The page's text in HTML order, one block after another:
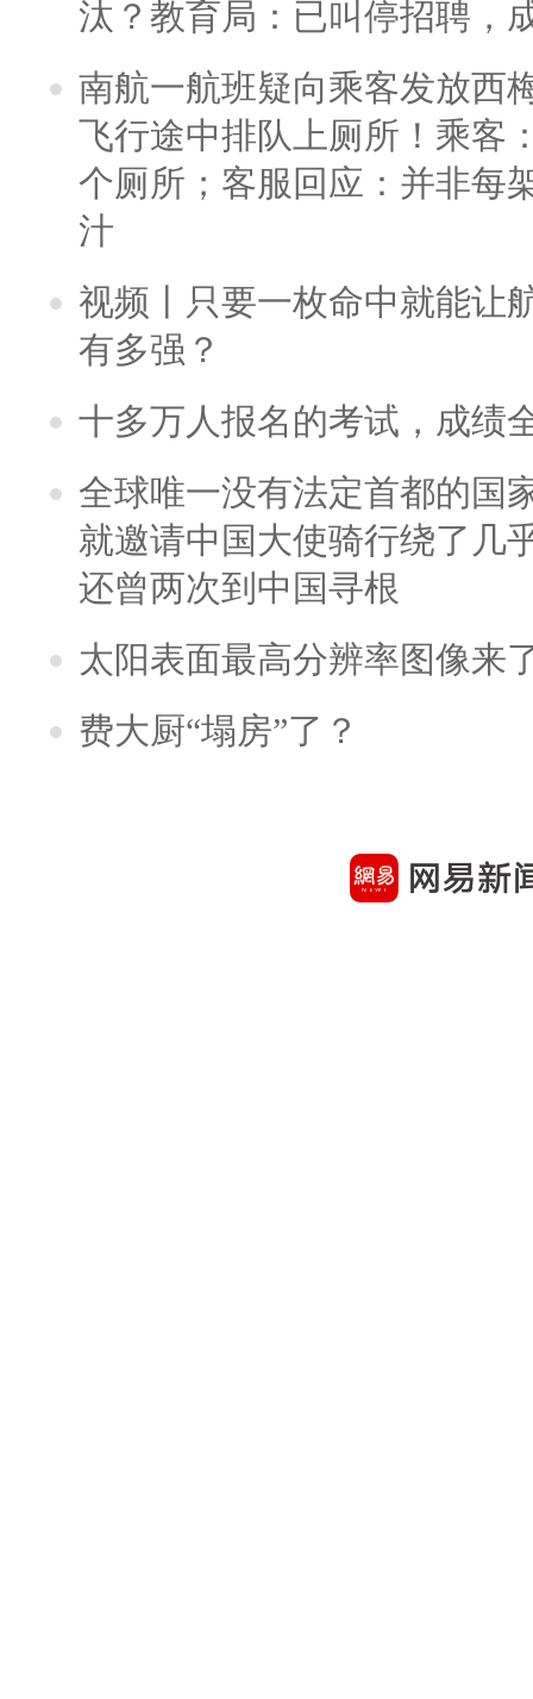
汰？教育局：已叫停招聘，
南航一航班疑向乘客发放西
飞行途中排队上厕所！乘客
个厕所；客服回应：并非每
汁
视频丨只要一枚命中就能让
有多强？
十多万人报名的考试，成绩
全球唯一没有法定首都的国
就邀请中国大使骑行绕了几
还曾两次到中国寻根
太阳表面最高分辨率图像来
费大厨“塌房”了？